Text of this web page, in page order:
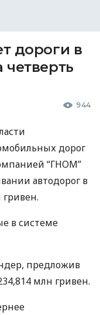
дороги в
четверть
944
дорог
“ГНОМ”
автодорог в
гривен.
в системе
предложив
млн гривен.